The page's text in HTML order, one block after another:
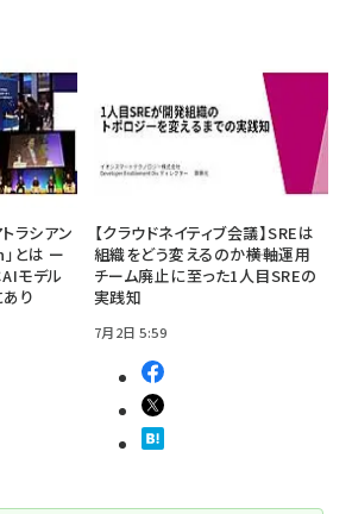
ラシアン
とは ー
モデル
り
【クラウドネイティブ会議】SREは
組織をどう変えるのか――横軸運用
チーム廃止に至った1人目SREの
実践知
7月2日 5:59